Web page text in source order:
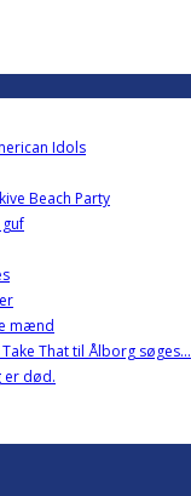
Idols
Beach Party
mænd
That til Ålborg søges...
er død.